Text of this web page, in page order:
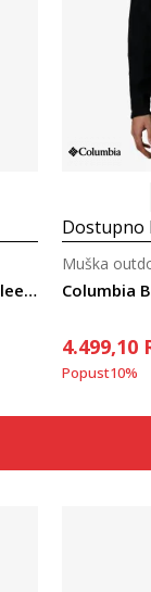
Columbia Helvetia™ II Half Snap Fleece
Dostupno
Columbia
Muška
4.499,10
Popust10%